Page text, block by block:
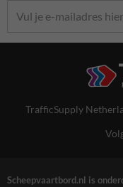
TrafficSupply
Scheepvaartbord.nl is